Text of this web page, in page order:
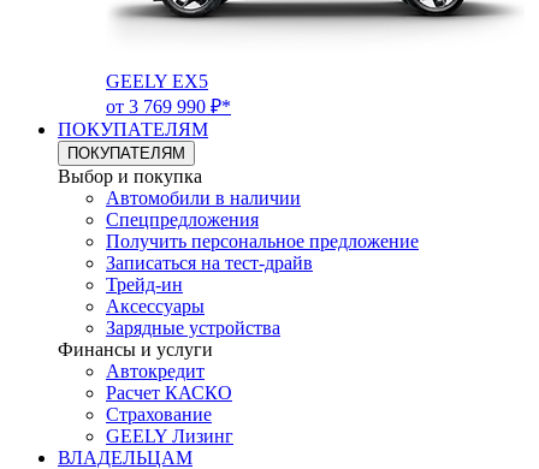
GEELY EX5
от 3 769 990 ₽*
ПОКУПАТЕЛЯМ
ПОКУПАТЕЛЯМ
Выбор и покупка
Автомобили в наличии
Спецпредложения
Получить персональное предложение
Записаться на тест-драйв
Трейд-ин
Аксессуары
Зарядные устройства
Финансы и услуги
Автокредит
Расчет КАСКО
Страхование
GEELY Лизинг
ВЛАДЕЛЬЦАМ